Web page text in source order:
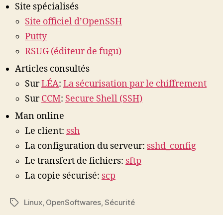
Site spécialisés
Site officiel d’OpenSSH
Putty
RSUG (éditeur de fugu)
Articles consultés
SurLÉA: La sécurisation par le chiffrement
SurCCM: Secure Shell (SSH)
Man online
Le client: ssh
La configuration du serveur: sshd_config
Le transfert de fichiers: sftp
La copie sécurisé: scp
Étiquettes
Linux, OpenSoftwares,Sécurité